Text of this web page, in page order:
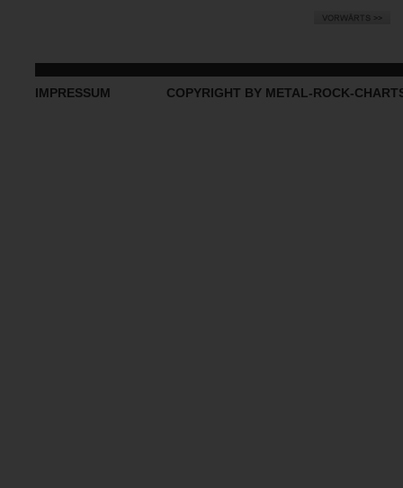
IMPRESSUM COPYRIGHT BY METAL-ROCK-